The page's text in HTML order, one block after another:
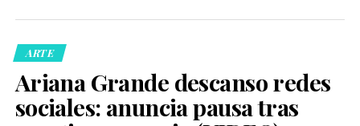
acudieron al domicilio tras recibir llamadas de personas
preocupadas por el bienestar del creador de contenido.
Posteriormente, las autoridades confirmaron que la
persona fue trasladada de manera segura a un hospital
ARTE
Ariana Grande descanso redes
sociales: anuncia pausa tras